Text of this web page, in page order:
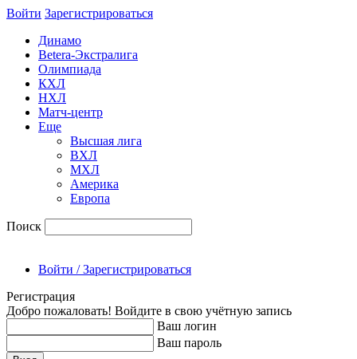
Войти Зарегиcтрироваться
Динамо
Betera-Экстралига
Олимпиада
КХЛ
НХЛ
Матч-центр
Еще
Высшая лига
ВХЛ
МХЛ
Америка
Европа
Поиск
Войти / Зарегистрироваться
Регистрация
Добро пожаловать! Войдите в свою учётную запись
Ваш логин
Ваш пароль